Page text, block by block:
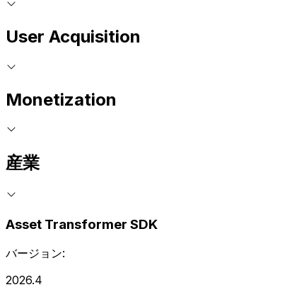
User Acquisition
Monetization
産業
Asset Transformer SDK
バージョン:
2026.4